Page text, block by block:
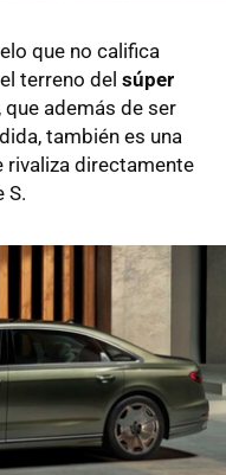
que no califica
terreno del súper
, que además de ser
también es una
rivaliza directamente
S.